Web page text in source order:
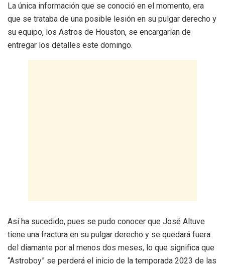
La única información que se conoció en el momento, era
que se trataba de una posible lesión en su pulgar derecho y
su equipo, los Astros de Houston, se encargarían de
entregar los detalles este domingo.
Así ha sucedido, pues se pudo conocer que José Altuve
tiene una fractura en su pulgar derecho y se quedará fuera
del diamante por al menos dos meses, lo que significa que
“Astroboy” se perderá el inicio de la temporada 2023 de las